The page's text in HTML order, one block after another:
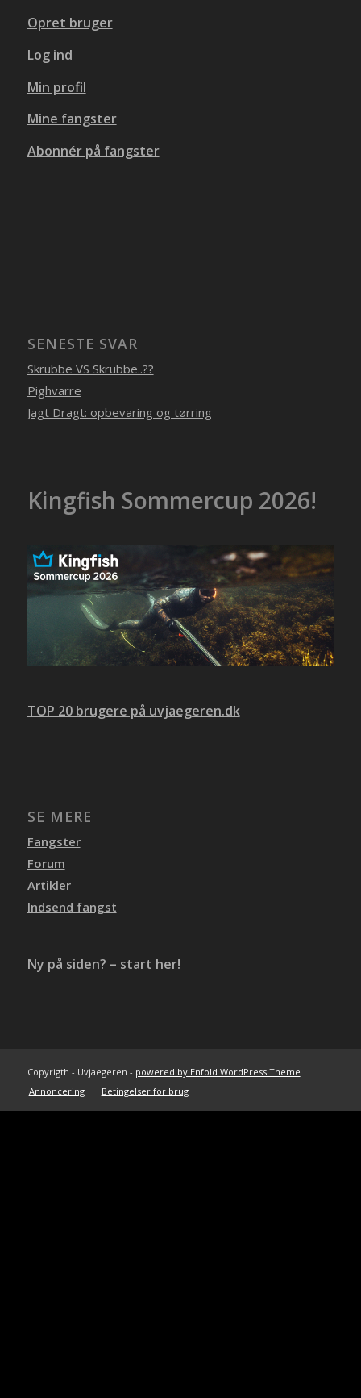
Opret bruger
Log ind
Min profil
Mine fangster
Abonnér på fangster
SENESTE SVAR
Skrubbe VS Skrubbe..??
Pighvarre
Jagt Dragt: opbevaring og tørring
Kingfish Sommercup 2026!
TOP 20 brugere på uvjaegeren.dk
SE MERE
Fangster
Forum
Artikler
Indsend fangst
Ny på siden? – start her!
Copyrigth - Uvjaegeren - powered by Enfold WordPress Theme
Annoncering
Betingelser for brug